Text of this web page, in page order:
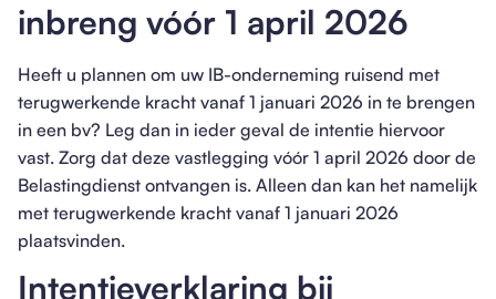
inbreng vóór 1 april 2026
Heeft u plannen om uw IB-onderneming ruisend met
terugwerkende kracht vanaf 1 januari 2026 in te brengen
in een bv? Leg dan in ieder geval de intentie hiervoor
vast. Zorg dat deze vastlegging vóór 1 april 2026 door de
Belastingdienst ontvangen is. Alleen dan kan het namelijk
met terugwerkende kracht vanaf 1 januari 2026
plaatsvinden.
Intentieverklaring bij